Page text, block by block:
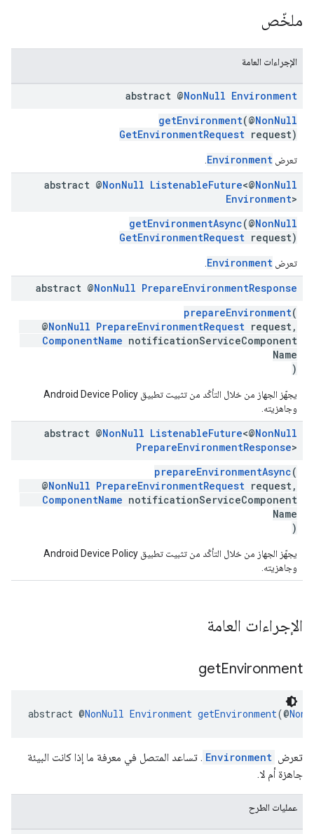
ملخّص
الإجراءات العامة
abstract @NonNull Environment
getEnvironment(@NonNull
GetEnvironmentRequest request)
تعرض Environment
abstract @NonNull ListenableFuture<@NonNull
Environment>
getEnvironmentAsync(@NonNull
GetEnvironmentRequest request)
تعرض Environment
abstract @NonNull PrepareEnvironmentResponse
prepareEnvironment(
@NonNull PrepareEnvironmentRequest request,
ComponentName notificationServiceComponent
Name
)
يجهّز الجهاز من خلال التأكّد من تثبيت تطبيق Android Device Policy
وجاهزيته.
abstract @NonNull ListenableFuture<@NonNull
PrepareEnvironmentResponse>
prepareEnvironmentAsync(
@NonNull PrepareEnvironmentRequest request,
ComponentName notificationServiceComponent
Name
)
يجهّز الجهاز من خلال التأكّد من تثبيت تطبيق Android Device Policy
وجاهزيته.
الإجراءات العامة
getEnvironment
abstract @NonNull Environment getEnvironment(@
تعرض Environment . تساعد المتصل في معرفة ما إذا كانت البيئة
جاهزة أم لا.
عمليات الطرح